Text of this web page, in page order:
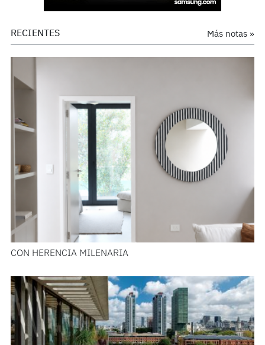
Más notas »
RECIENTES
CON HERENCIA MILENARIA